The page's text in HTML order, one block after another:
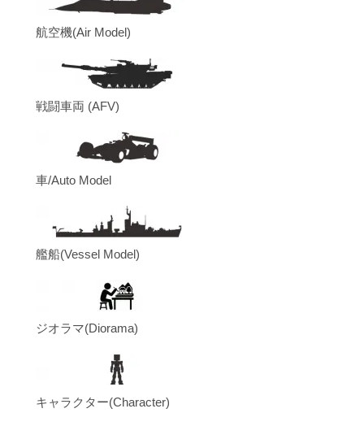
航空機(Air Model)
戦闘車両 (AFV)
車/Auto Model
艦船(Vessel Model)
ジオラマ(Diorama)
キャラクター(Character)